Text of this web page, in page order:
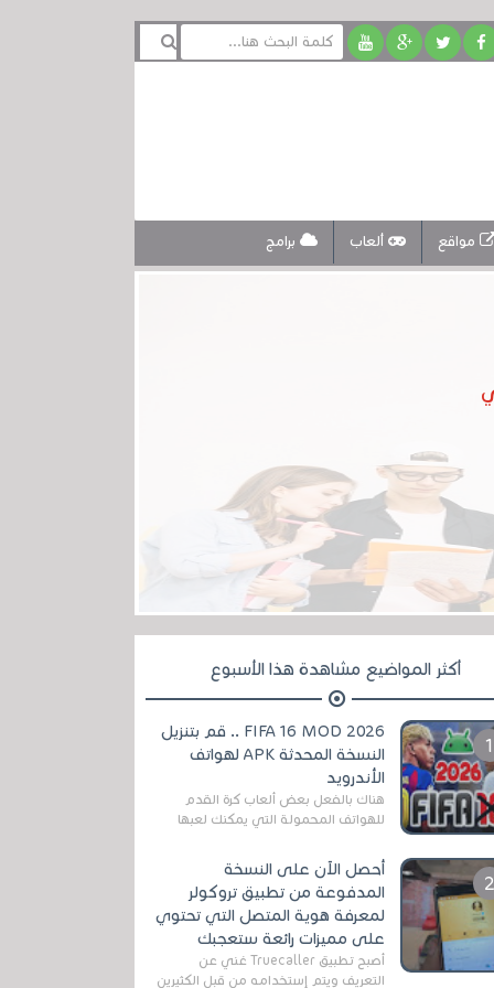
مواقع ألعاب برامج
أكثر المواضيع مشاهدة هذا الأسبوع
FIFA 16 MOD 2026 .. قم بتنزيل
النسخة المحدثة APK لهواتف
الأندرويد
هناك بالفعل بعض ألعاب كرة القدم
للهواتف المحمولة التي يمكنك لعبها
مثل EA Sports ...
أحصل الآن على النسخة
المدفوعة من تطبيق تروكولر
لمعرفة هوية المتصل التي تحتوي
على مميزات رائعة ستعجبك
أصبح تطبيق Truecaller غني عن
التعريف ويتم إستخدامه من قبل الكثيرين